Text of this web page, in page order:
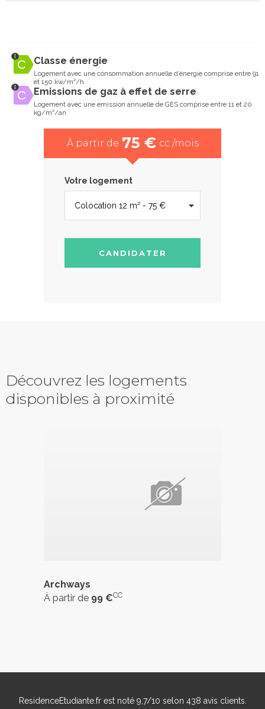
Classe énergie
Logement avec une consommation annuelle d’énergie comprise entre 91
et 150 kw/m²/h
Emissions de gaz à effet de serre
Logement avec une emission annuelle de GES comprise entre 11 et 20
kg/m²/an
À partir de 75 € cc /mois
Votre logement
CANDIDATER
Découvrez les logements
disponibles à proximité
Archways
À partir de 99 €CC
ResidenceEtudiante.frest noté 9,7/10 selon 438 avis clients.